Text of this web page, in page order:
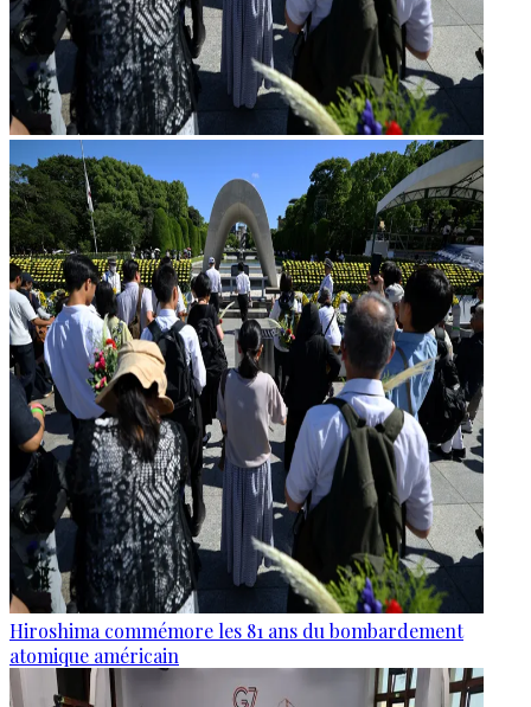
Hiroshima commémore les 81 ans du bombardement
atomique américain